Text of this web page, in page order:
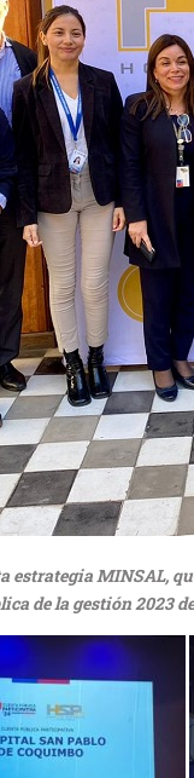
estrategia MINSAL,
de la gestión 2023